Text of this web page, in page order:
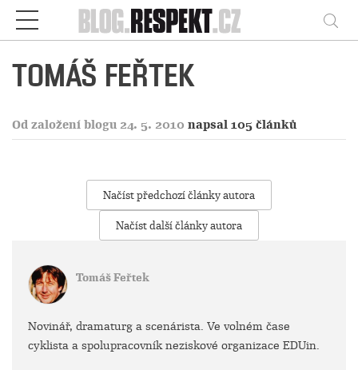
Respekt
TOMÁŠ FEŘTEK
Od založení blogu 24. 5. 2010 napsal 105 článků
Načíst předchozí články autora
Načíst další články autora
Tomáš Feřtek
Novinář, dramaturg a scenárista. Ve volném čase
cyklista a spolupracovník neziskové organizace EDUin.